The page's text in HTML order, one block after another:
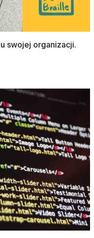
swojej organizacji.